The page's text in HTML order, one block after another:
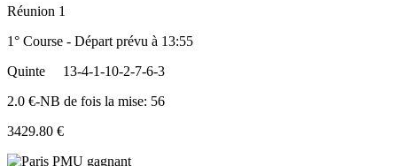
Réunion 1
1° Course - Départ prévu à 13:55
Quinte
13-4-1-10-2-7-6-3
2.0 €-NB de fois la mise: 56
3429.80 €